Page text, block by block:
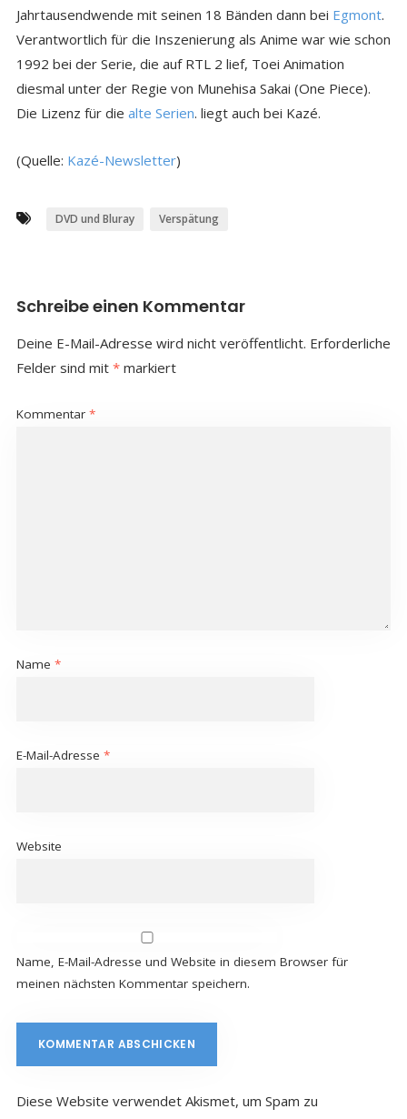
Jahrtausendwende mit seinen 18 Bänden dann bei Egmont.
Verantwortlich für die Inszenierung als Anime war wie schon
1992 bei der Serie, die auf RTL 2 lief, Toei Animation
diesmal unter der Regie von Munehisa Sakai (One Piece).
Die Lizenz für die alte Serien. liegt auch bei Kazé.
(Quelle: Kazé-Newsletter)
DVD und Bluray Verspätung
Schreibe einen Kommentar
Deine E-Mail-Adresse wird nicht veröffentlicht. Erforderliche
Felder sind mit *markiert
Kommentar *
Name *
E-Mail-Adresse *
Website
Name, E-Mail-Adresse und Website in diesem Browser für
meinen nächsten Kommentar speichern.
Diese Website verwendet Akismet, um Spam zu